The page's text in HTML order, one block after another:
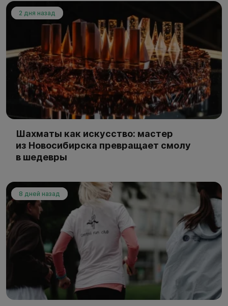
2 дня назад
Шахматы как искусство: мастер
из Новосибирска превращает смолу
в шедевры
8 дней назад